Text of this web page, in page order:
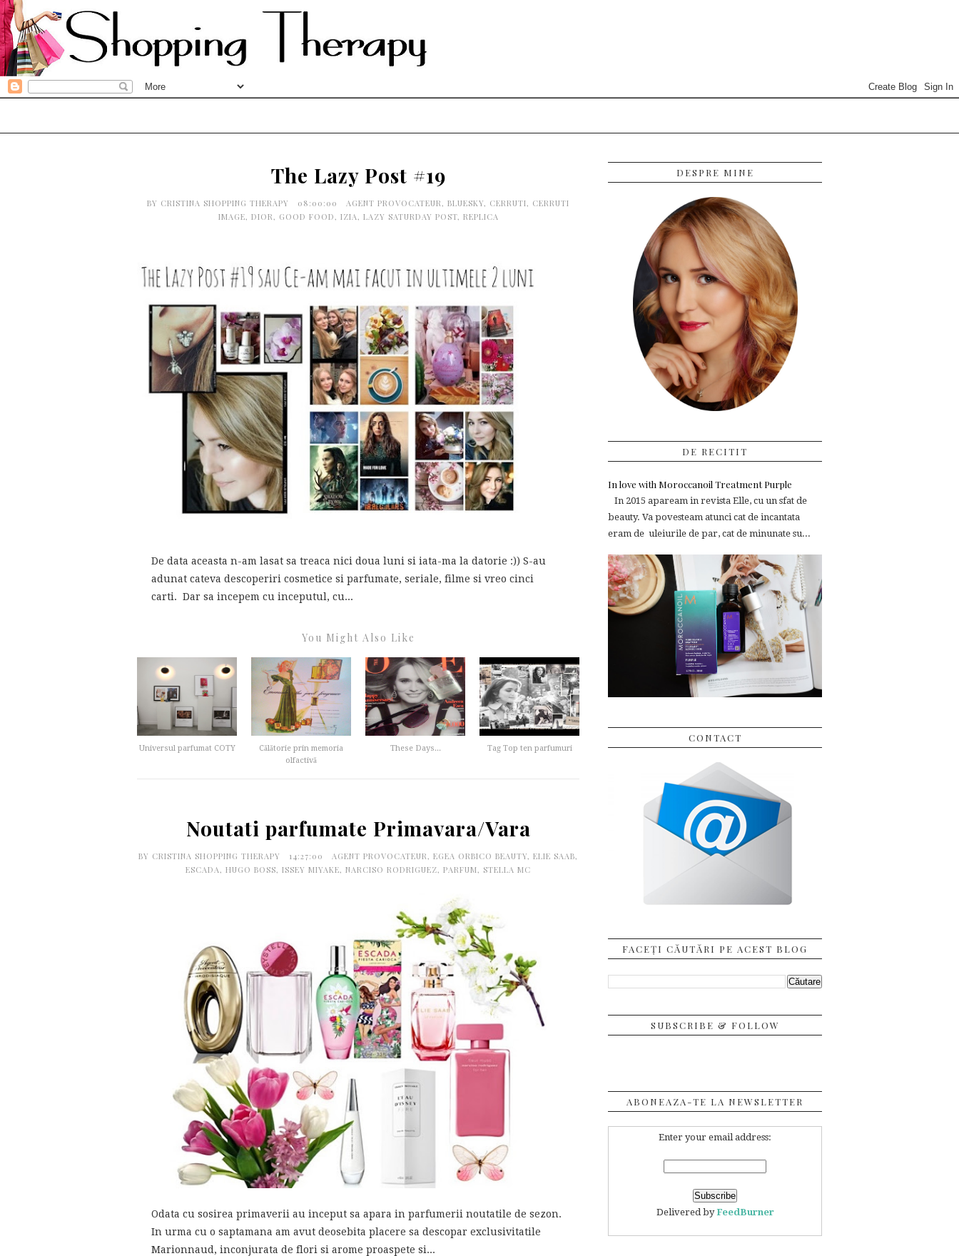
The Lazy Post #19
BY CRISTINA SHOPPING THERAPY 08:00:00 AGENT PROVOCATEUR, BLUESKY, CERRUTI, CERRUTI
IMAGE, DIOR, GOOD FOOD, IZIA, LAZY SATURDAY POST, REPLICA
De data aceasta n-am lasat sa treaca nici doua luni si iata-ma la datorie :)) S-au
adunat cateva descoperiri cosmetice si parfumate, seriale, filme si vreo cinci
carti. Dar sa incepem cu inceputul, cu...
You Might Also Like
Universul parfumat COTY
Călătorie prin memoria
olfactivă
These Days... Tag Top ten parfumuri
Noutati parfumate Primavara/Vara
BY CRISTINA SHOPPING THERAPY 14:27:00 AGENT PROVOCATEUR, EGEA ORBICO BEAUTY, ELIE SAAB,
ESCADA, HUGO BOSS, ISSEY MIYAKE, NARCISO RODRIGUEZ, PARFUM, STELLA MC
Odata cu sosirea primaverii au inceput sa apara in parfumerii noutatile de sezon.
In urma cu o saptamana am avut deosebita placere sa descopar exclusivitatile
Marionnaud, inconjurata de flori si arome proaspete si...
DESPRE MINE
DE RECITIT
In love with Moroccanoil Treatment Purple
In 2015 apaream in revista Elle, cu un sfat de
beauty. Va povesteam atunci cat de incantata
eram de uleiurile de par, cat de minunate su...
CONTACT
FACEȚI CĂUTĂRI PE ACEST BLOG
SUBSCRIBE & FOLLOW
ABONEAZA-TE LA NEWSLETTER
Enter your email address:
Delivered byFeedBurner